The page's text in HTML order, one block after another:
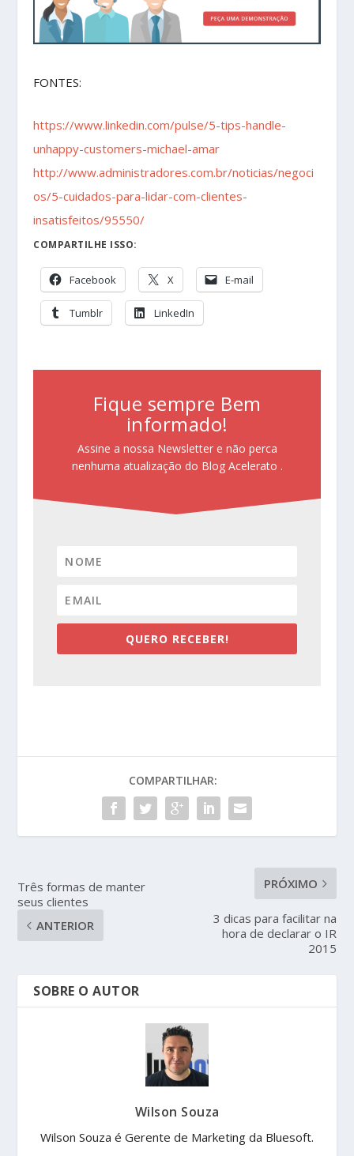
FONTES:
https://www.linkedin.com/pulse/5-tips-handle-
unhappy-customers-michael-amar
http://www.administradores.com.br/noticias/negoci
os/5-cuidados-para-lidar-com-clientes-
insatisfeitos/95550/
COMPARTILHE ISSO:
Facebook X E-mail
Tumblr LinkedIn
Fique sempre Bem
informado!
Assine a nossa Newsletter e não perca
nenhuma atualização do Blog Acelerato .
QUERO RECEBER!
COMPARTILHAR:
Três formas de manter
seus clientes
ANTERIOR
PRÓXIMO
3 dicas para facilitar na
hora de declarar o IR
2015
SOBRE O AUTOR
Wilson Souza
Wilson Souza é Gerente de Marketing da Bluesoft.